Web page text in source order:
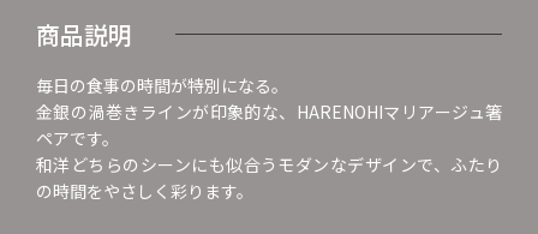
商品説明
毎日の食事の時間が特別になる。
金銀の渦巻きラインが印象的な、HARENOHIマリアージュ箸
ペアです。
和洋どちらのシーンにも似合うモダンなデザインで、ふたり
の時間をやさしく彩ります。